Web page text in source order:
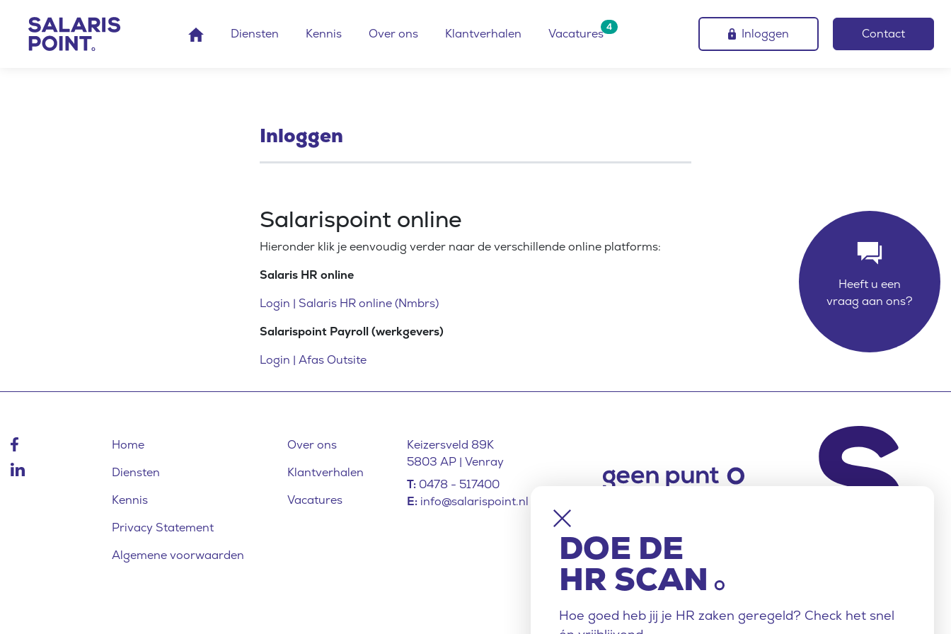
Diensten Kennis Over ons Klantverhalen 4
Vacatures Inloggen Contact
Inloggen
Salarispoint online
Hieronder klik je eenvoudig verder naar de verschillende online platforms:
Salaris HR online
Login | Salaris HR online (Nmbrs)
Salarispoint Payroll (werkgevers)
Login | Afas Outsite
Heeft u een
vraag aan ons?
Home
Diensten
Kennis
Privacy Statement
Algemene voorwaarden
Over ons
Klantverhalen
Vacatures
Keizersveld 89K
5803 AP | Venray
T: 0478 - 517400
E: info@salarispoint.nl
Hoe goed heb jij je HR zaken geregeld? Check het snel